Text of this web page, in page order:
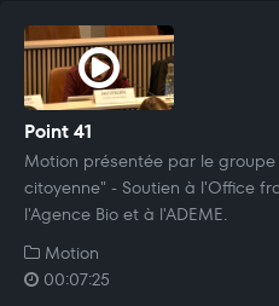
Point 41
Motion présentée par le
citoyenne" - Soutien à l'Office
l'Agence Bio et à l'ADEME.
Motion
00:07:25